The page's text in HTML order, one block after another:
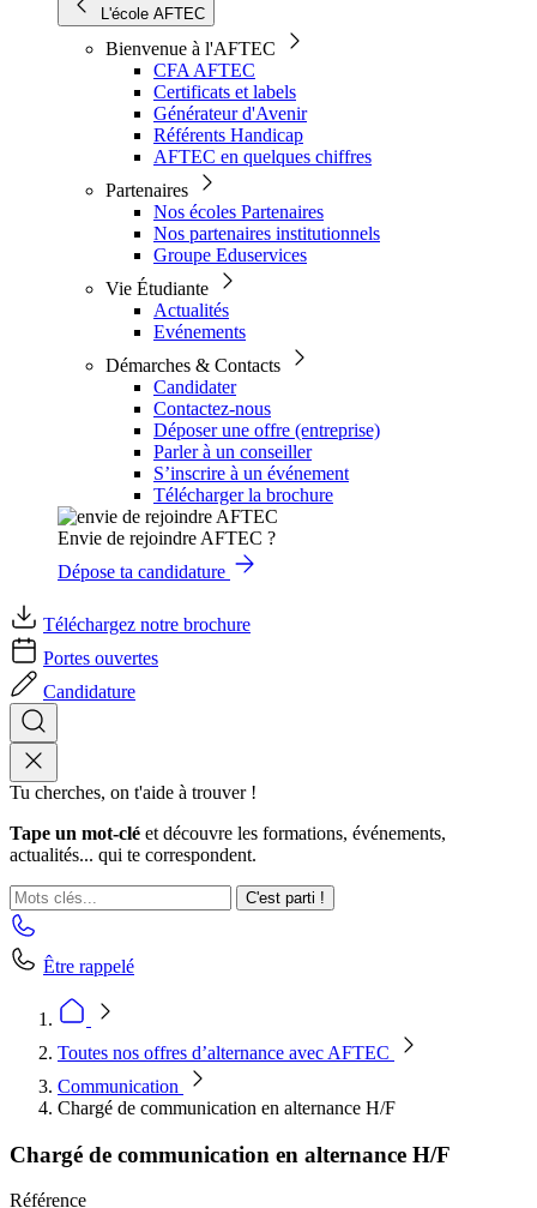
L'école AFTEC
Bienvenue à l'AFTEC
CFA AFTEC
Certificats et labels
Générateur d'Avenir
Référents Handicap
AFTEC en quelques chiffres
Partenaires
Nos écoles Partenaires
Nos partenaires institutionnels
Groupe Eduservices
Vie Étudiante
Actualités
Evénements
Démarches & Contacts
Candidater
Contactez-nous
Déposer une offre (entreprise)
Parler à un conseiller
S’inscrire à un événement
Télécharger la brochure
Envie de rejoindre AFTEC ?
Dépose ta candidature
Téléchargez notre brochure
Portes ouvertes
Candidature
Tu cherches, on t'aide à trouver !
Tape un mot-clé et découvre les formations, événements,
actualités... qui te correspondent.
C'est parti !
Être rappelé
Toutes nos offres d’alternance avec AFTEC
Communication
Chargé de communication en alternance H/F
Chargé de communication en alternance H/F
Référence